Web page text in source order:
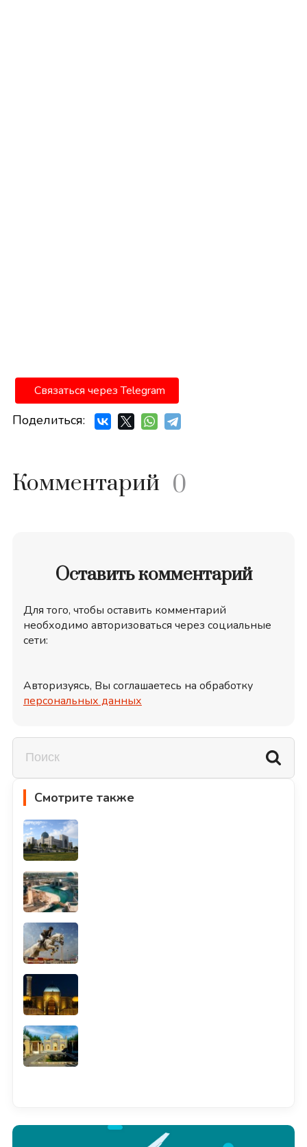
Связаться через Telegram
Поделиться:
Комментарий 0
Оставить комментарий
Для того, чтобы оставить комментарий
необходимо авторизоваться через социальные
сети:
Авторизуясь, Вы соглашаетесь на обработку
персональных данных
Смотрите также